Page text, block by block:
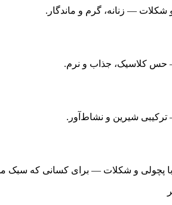
شکلات — زنانه، گرم و ماندگار.
حس کلاسیک، جذاب و نرم.
ترکیبی شیرین و نشاط‌آور.
با پچولی و شکلات — برای کسانی که سبک